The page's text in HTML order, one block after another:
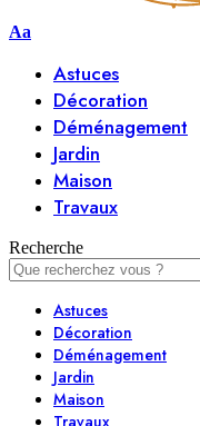
Aa
Astuces
Décoration
Déménagement
Jardin
Maison
Travaux
Recherche
Astuces
Décoration
Déménagement
Jardin
Maison
Travaux